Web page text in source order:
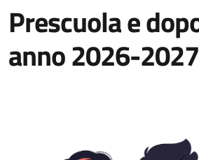
Prescuola e
anno 2026-2027